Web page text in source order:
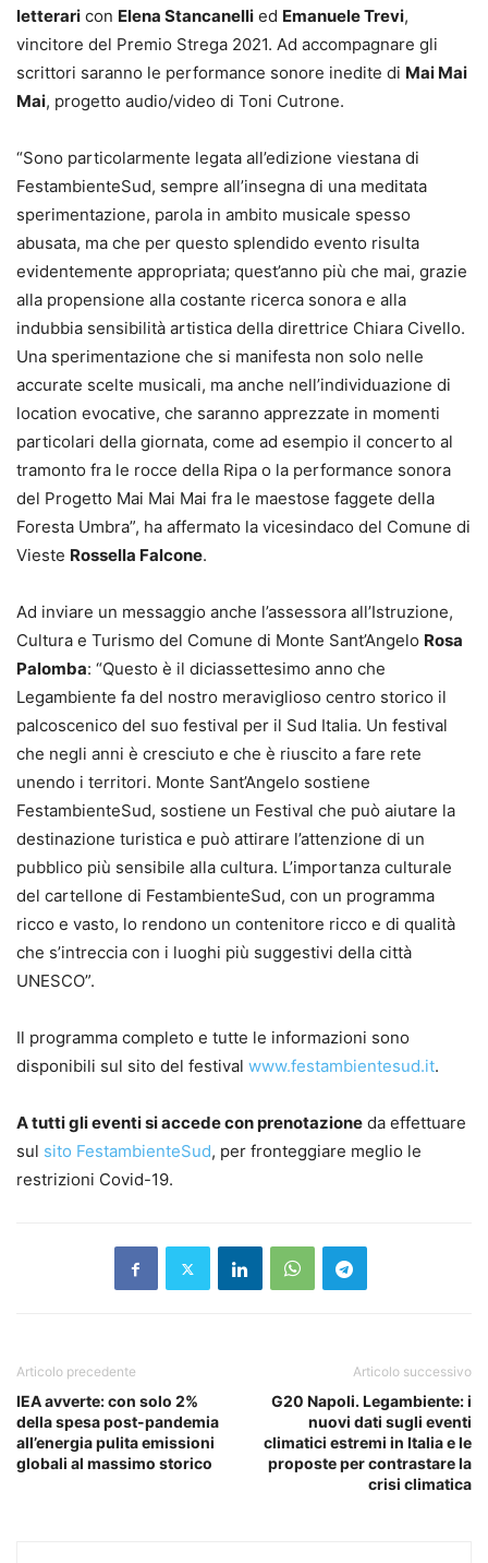
letterari con Elena Stancanelli ed Emanuele Trevi,
vincitore del Premio Strega 2021. Ad accompagnare gli
scrittori saranno le performance sonore inedite di Mai Mai
Mai, progetto audio/video di Toni Cutrone.
“Sono particolarmente legata all’edizione viestana di
FestambienteSud, sempre all’insegna di una meditata
sperimentazione, parola in ambito musicale spesso
abusata, ma che per questo splendido evento risulta
evidentemente appropriata; quest’anno più che mai, grazie
alla propensione alla costante ricerca sonora e alla
indubbia sensibilità artistica della direttrice Chiara Civello.
Una sperimentazione che si manifesta non solo nelle
accurate scelte musicali, ma anche nell’individuazione di
location evocative, che saranno apprezzate in momenti
particolari della giornata, come ad esempio il concerto al
tramonto fra le rocce della Ripa o la performance sonora
del Progetto Mai Mai Mai fra le maestose faggete della
Foresta Umbra”, ha affermato la vicesindaco del Comune di
Vieste Rossella Falcone.
Ad inviare un messaggio anche l’assessora all’Istruzione,
Cultura e Turismo del Comune di Monte Sant’Angelo Rosa
Palomba: “Questo è il diciassettesimo anno che
Legambiente fa del nostro meraviglioso centro storico il
palcoscenico del suo festival per il Sud Italia. Un festival
che negli anni è cresciuto e che è riuscito a fare rete
unendo i territori. Monte Sant’Angelo sostiene
FestambienteSud, sostiene un Festival che può aiutare la
destinazione turistica e può attirare l’attenzione di un
pubblico più sensibile alla cultura. L’importanza culturale
del cartellone di FestambienteSud, con un programma
ricco e vasto, lo rendono un contenitore ricco e di qualità
che s’intreccia con i luoghi più suggestivi della città
UNESCO”.
Il programma completo e tutte le informazioni sono
disponibili sul sito del festival www.festambientesud.it.
A tutti gli eventi si accede con prenotazione da effettuare
sul sito FestambienteSud, per fronteggiare meglio le
restrizioni Covid-19.
Articolo precedente
IEA avverte: con solo 2%
della spesa post-pandemia
all’energia pulita emissioni
globali al massimo storico
Articolo successivo
G20 Napoli. Legambiente: i
nuovi dati sugli eventi
climatici estremi in Italia e le
proposte per contrastare la
crisi climatica